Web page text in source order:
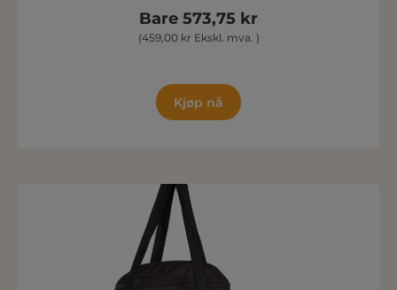
Bare 573,75 kr
(459,00 kr Ekskl. mva. )
Kjøp nå